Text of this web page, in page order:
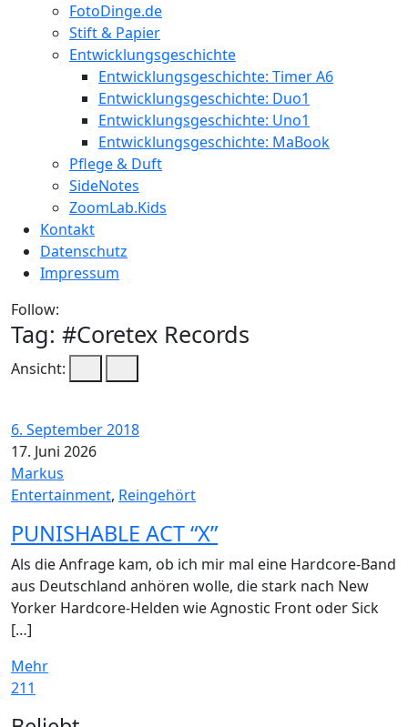
FotoDinge.de
Stift & Papier
Entwicklungsgeschichte
Entwicklungsgeschichte: Timer A6
Entwicklungsgeschichte: Duo1
Entwicklungsgeschichte: Uno1
Entwicklungsgeschichte: MaBook
Pflege & Duft
SideNotes
ZoomLab.Kids
Kontakt
Datenschutz
Impressum
Follow:
Tag: #Coretex Records
Ansicht:
6. September 2018
17. Juni 2026
Markus
Entertainment, Reingehört
PUNISHABLE ACT “X”
Als die Anfrage kam, ob ich mir mal eine Hardcore-Band
aus Deutschland anhören wolle, die stark nach New
Yorker Hardcore-Helden wie Agnostic Front oder Sick
[…]
Mehr
211